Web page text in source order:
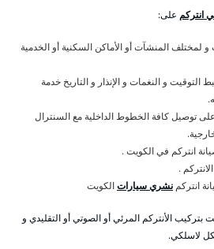
انتركم على:
و لمختلف المنشآت أو الأماكن السكنية أو الخدمية
و النغمات و الإنذار و التاريخ خدمة
توصيل كافة الخطوط الداخلية مع السنترال
انتركم في الكويت .
انتركم نشري سياراتالكويت
بتركيب الأنتركم المرئي أو الصوتي أو التقليدي و
لاسلكي.